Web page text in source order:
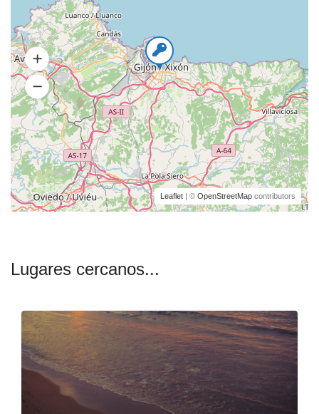
Leaflet | © OpenStreetMap contributors
Lugares cercanos...